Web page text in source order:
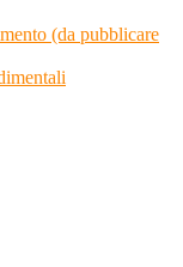
(da pubblicare